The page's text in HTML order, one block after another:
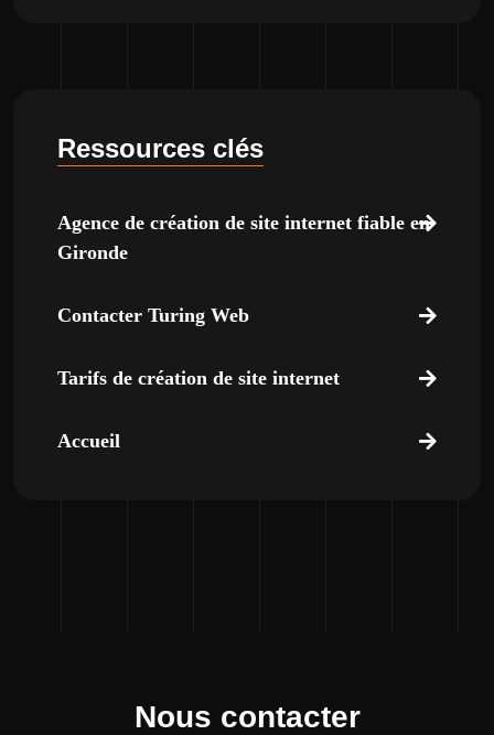
Ressources clés
Agence de création de site internet fiable en
Gironde
Contacter Turing Web
Tarifs de création de site internet
Accueil
Nous contacter